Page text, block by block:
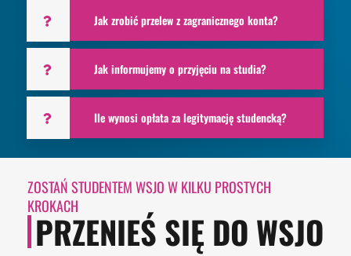
Jak zrobić przelew z zagranicznego konta?
Jak informujemy o przyjęciu na studia?
Ile wynosi opłata za legitymację studencką?
ZOSTAŃ STUDENTEM WSJO W KILKU PROSTYCH
KROKACH
PRZENIEŚ SIĘ DO WSJO